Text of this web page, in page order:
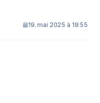
19. mai 2025 à 19:55